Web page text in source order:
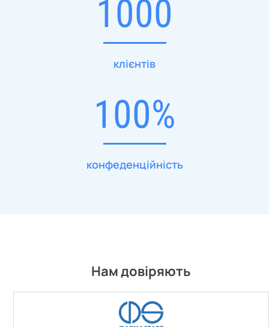
1000
клієнтів
100%
конфеденційність
Нам довіряють